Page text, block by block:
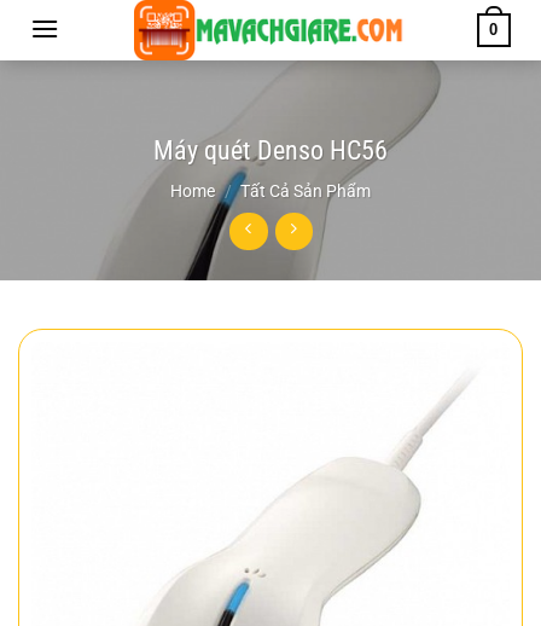
0
Máy quét Denso HC56
Home / Tất Cả Sản Phẩm